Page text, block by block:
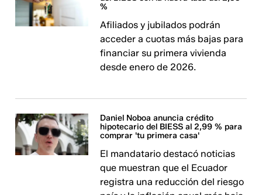
%
Afiliados y jubilados podrán
acceder a cuotas más bajas para
financiar su primera vivienda
desde enero de 2026.
Daniel Noboa anuncia crédito
hipotecario del BIESS al 2,99 % para
comprar 'tu primera casa'
El mandatario destacó noticias
que muestran que el Ecuador
registra una reducción del riesgo